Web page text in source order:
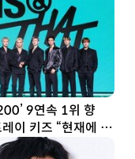
9연속 1위 향
이 키즈 “현재에 최
” (종합)[DA현장]